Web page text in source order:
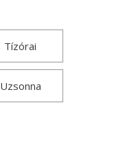
Tízórai
Uzsonna